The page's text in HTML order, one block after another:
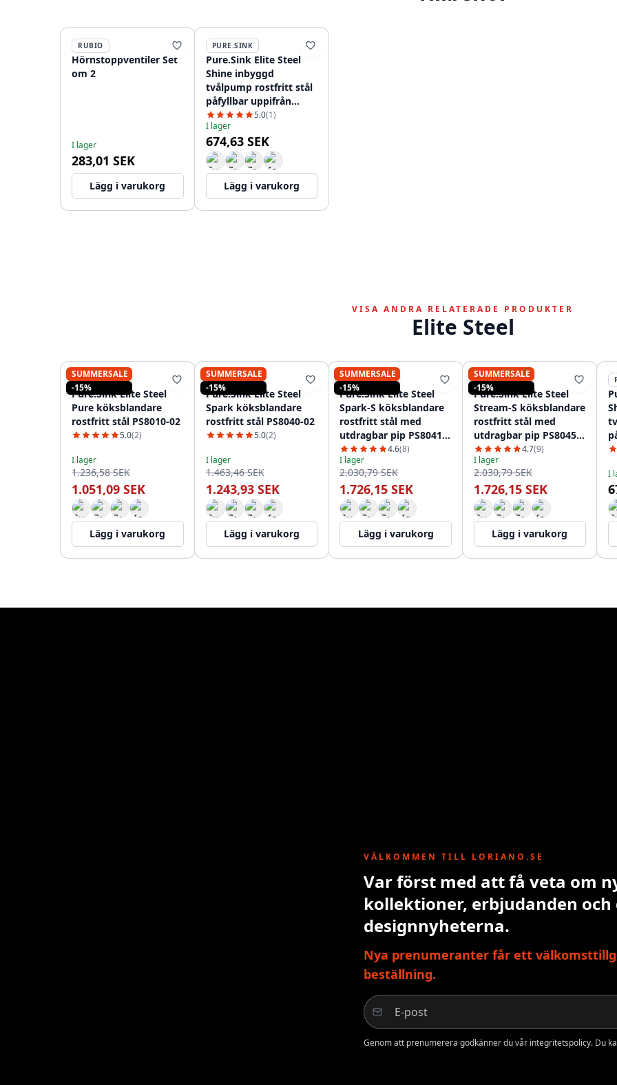
RUBIO
Hörnstoppventiler Set
om 2
I lager
283,01 SEK
Lägg i varukorg
PURE.SINK
Pure.Sink Elite Steel
Shine inbyggd
tvålpump rostfritt stål
påfyllbar uppifrån
PS9010-025.0(1)
I lager
674,63 SEK
Lägg i varukorg
VISA ANDRA RELATERADE PRODUKTER
Elite Steel
SUMMERSALE
-15%
PURE.SINK
Pure.Sink Elite Steel
Pure köksblandare
rostfritt stål PS8010-02
5.0(2)
I lager
1.236,58 SEK
1.051,09 SEK
Lägg i varukorg
SUMMERSALE
-15%
PURE.SINK
Pure.Sink Elite Steel
Spark köksblandare
rostfritt stål PS8040-02
5.0(2)
I lager
1.463,46 SEK
1.243,93 SEK
Lägg i varukorg
SUMMERSALE
-15%
PURE.SINK
Pure.Sink Elite Steel
Spark-S köksblandare
rostfritt stål med
utdragbar pip PS8041-
02
4.6(8)
I lager
2.030,79 SEK
1.726,15 SEK
Lägg i varukorg
SUMMERSALE
-15%
PURE.SINK
Pure.Sink Elite Steel
Stream-S köksblandare
rostfritt stål med
utdragbar pip PS8045-
02
4.7(9)
I lager
2.030,79 SEK
1.726,15 SEK
Lägg i varukorg
I
VÄLKOMMEN TILL LORIANO.SE
Var först med att få veta om
kollektioner, erbjudanden och
designnyheterna.
Nya prenumeranter får ett
beställning.
Genom att prenumerera godkänner du vår integritetspolicy. Du